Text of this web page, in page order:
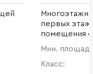
первых
помещения
Мин.
Класс: